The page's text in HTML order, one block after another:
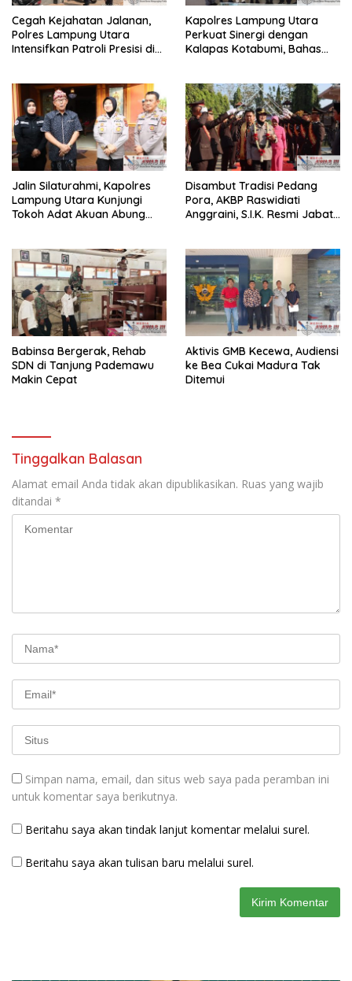
Cegah Kejahatan Jalanan,
Polres Lampung Utara
Intensifkan Patroli Presisi di
Kapolres Lampung Utara
Perkuat Sinergi dengan
Kalapas Kotabumi, Bahas
Jalin Silaturahmi, Kapolres
Lampung Utara Kunjungi
Tokoh Adat Akuan Abung
Disambut Tradisi Pedang
Pora, AKBP Raswidiati
Anggraini, S.I.K. Resmi Jabat
Babinsa Bergerak, Rehab
SDN di Tanjung Pademawu
Makin Cepat
Aktivis GMB Kecewa, Audiensi
ke Bea Cukai Madura Tak
Ditemui
Tinggalkan Balasan
Alamat email Anda tidak akan dipublikasikan. Ruas yang wajib
ditandai *
Simpan nama, email, dan situs web saya pada peramban ini
untuk komentar saya berikutnya.
Beritahu saya akan tindak lanjut komentar melalui surel.
Beritahu saya akan tulisan baru melalui surel.